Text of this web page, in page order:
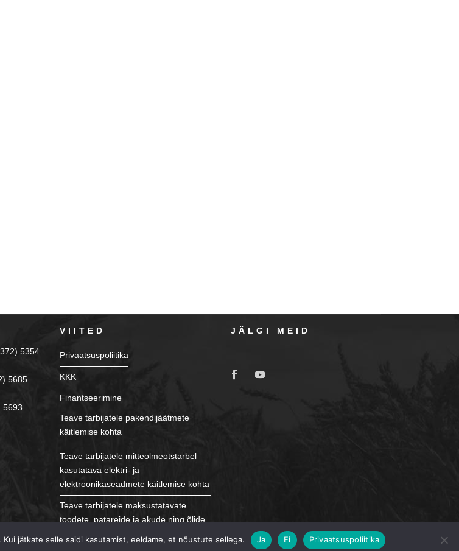
5354
5685
5693
VIITED
Privaatsuspoliitika
KKK
Finantseerimine
Teave tarbijatele pakendijäätmete
käitlemise kohta
Teave tarbijatele mitteolmeotstarbel
kasutatava elektri- ja
elektroonikaseadmete käitlemise kohta
Teave tarbijatele maksustatavate
toodete, patareide ja akude ning õlide
JÄLGI MEID
jätkate selle saidi kasutamist, eeldame, et nõustute sellega. Ja Ei Privaatsuspoliitika